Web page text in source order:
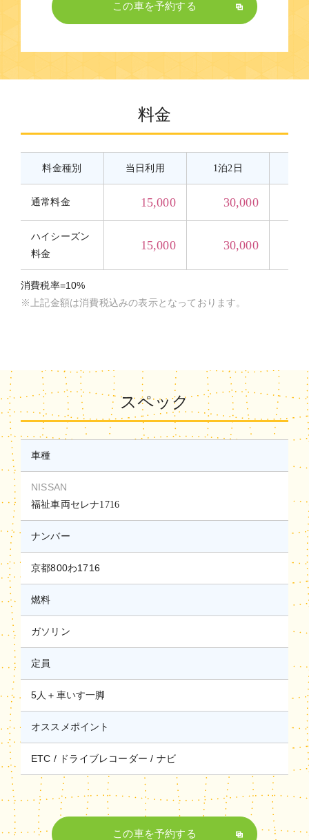
この車を予約する
料金
料金種別 当日利用 1泊2日
通常料金 15,000 30,000
ハイシーズン
料金
15,000 30,000
消費税率=10%
※上記金額は消費税込みの表示となっております。
スペック
車種
NISSAN
福祉車両セレナ1716
ナンバー
京都800わ1716
燃料
ガソリン
定員
5人＋車いす一脚
オススメポイント
ETC ドライブレコーダー ナビ
この車を予約する